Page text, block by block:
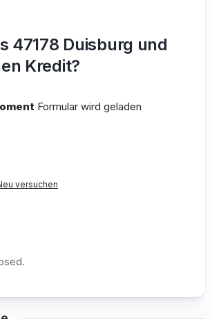
47178 Duisburg und
Kredit?
Formular wird geladen
versuchen